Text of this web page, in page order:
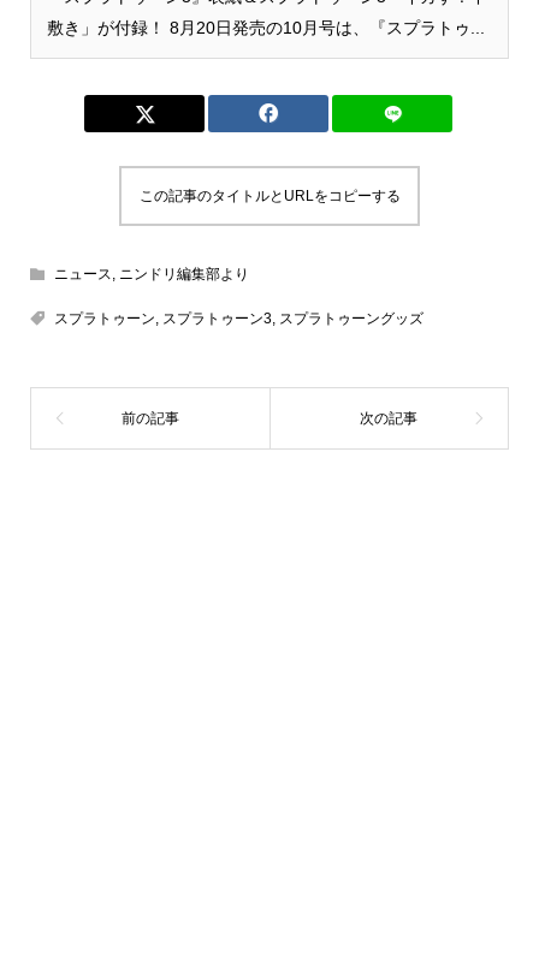
敷き」が付録！ 8月20日発売の10月号は、『スプラトゥ...
この記事のタイトルとURLをコピーする
ニュース ニンドリ編集部より
スプラトゥーン スプラトゥーン3, スプラトゥーングッズ